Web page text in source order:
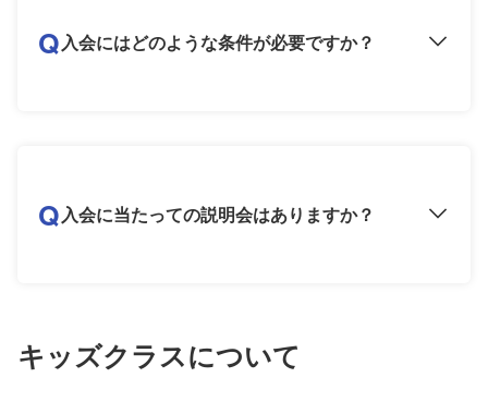
Q入会にはどのような条件が必要ですか？
Q入会に当たっての説明会はありますか？
キッズクラスについて